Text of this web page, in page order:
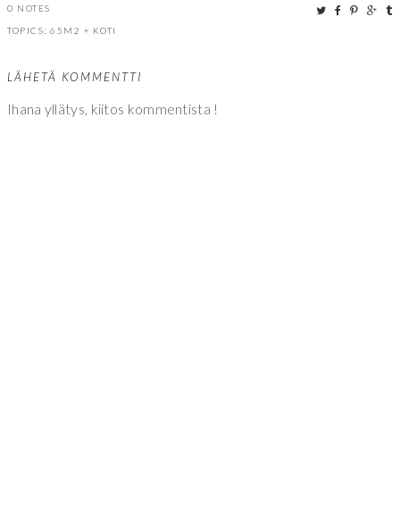
0 NOTES
TOPICS: 65M2 + KOTI
LÄHETÄ KOMMENTTI
Ihana yllätys, kiitos kommentista !